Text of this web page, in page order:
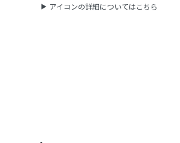
アイコンの詳細についてはこちら